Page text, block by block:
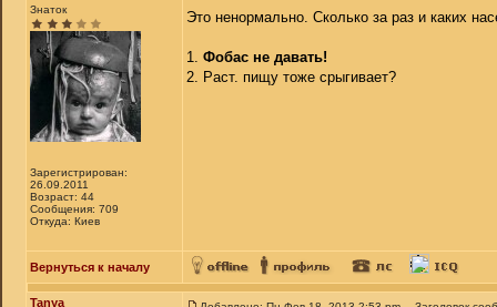
Знаток
Зарегистрирован:
26.09.2011
Возраст: 44
Сообщения: 709
Откуда: Киев
Это ненормально. Сколько за раз и каких
1. Фобас не давать!
2. Раст. пищу тоже срыгивает?
Вернуться к началу
Tanya